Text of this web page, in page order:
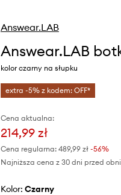
Answear.LAB
Answear.LAB
kolor czarny na słupku
extra -5% z kodem: OFF*
Cena aktualna:
214,99 zł
Cena regularna: 489,99 zł-56%
Najniższa cena z 30 dni przed
Kolor: czarny